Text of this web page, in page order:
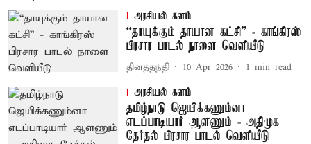
அரசியல் களம்
“தாயுக்கும் தாயான கட்சி” - காங்கிரஸ்
பிரசார பாடல் நாளை வெளியீடு
தினத்தந்தி 10 Apr 2026 1 min read
அரசியல் களம்
தமிழ்நாடு ஜெயிக்கணும்னா
எடப்பாடியார் ஆளணும் - அதிமுக
தேர்தல் பிரசார பாடல் வெளியீடு